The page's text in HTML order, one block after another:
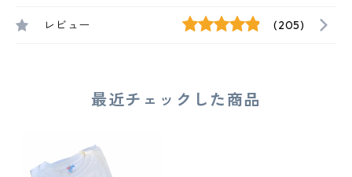
レビュー (205)
最近チェックした商品